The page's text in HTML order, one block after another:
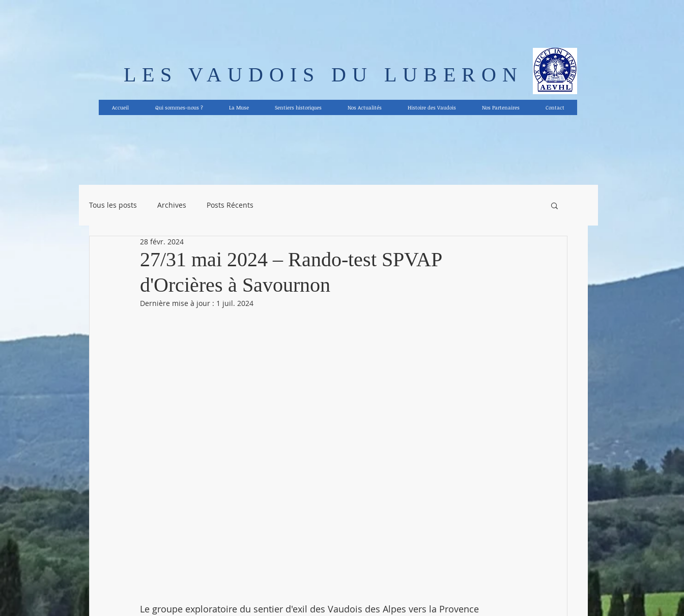
LES VAUDOIS DU LUBERON
Accueil Qui sommes-nous ? La Muse Sentiers historiques Nos Actualités Histoire des Vaudois Nos Partenaires Contact
Tous les posts Archives Posts Récents
27/31 mai 2024 – Rando-test SPVAP
d'Orcières à Savournon
28 févr. 2024
Dernière mise à jour : 1 juil. 2024
Le groupe exploratoire du sentier d'exil des Vaudois des Alpes vers la Provence